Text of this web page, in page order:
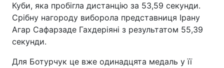
Куби, яка пробігла дистанцію за 53,59 секунди.
Срібну нагороду виборола представниця Ірану
Агар Сафарзаде Гахдеріяні з результатом 55,39
секунди.
Для Ботурчук це вже одинадцята медаль у її